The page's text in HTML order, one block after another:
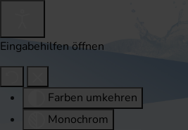
Eingabehilfen öffnen
Farben umkehren
Monochrom